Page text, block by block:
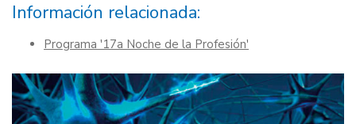
Información relacionada:
Programa '17a Noche de la Profesión'